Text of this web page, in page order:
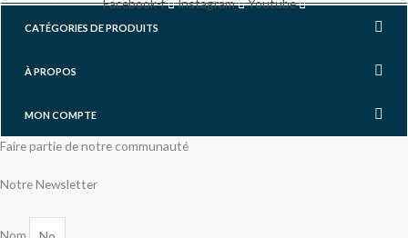
Facebook-f Instagram Youtube
CATÉGORIES DE PRODUITS
À PROPOS
MON COMPTE
Faire partie de notre communauté
Notre Newsletter